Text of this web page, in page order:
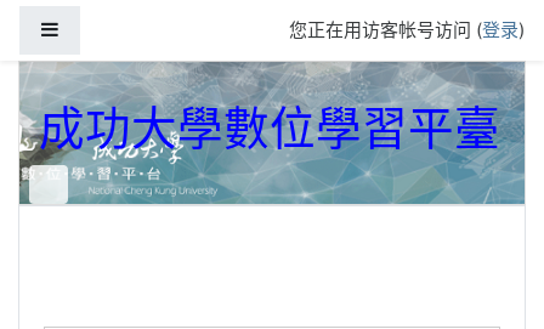
您正在用访客帐号访问 (登录)
成功大學數位學習平臺